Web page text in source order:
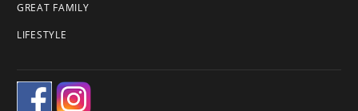
GREAT FAMILY
LIFESTYLE